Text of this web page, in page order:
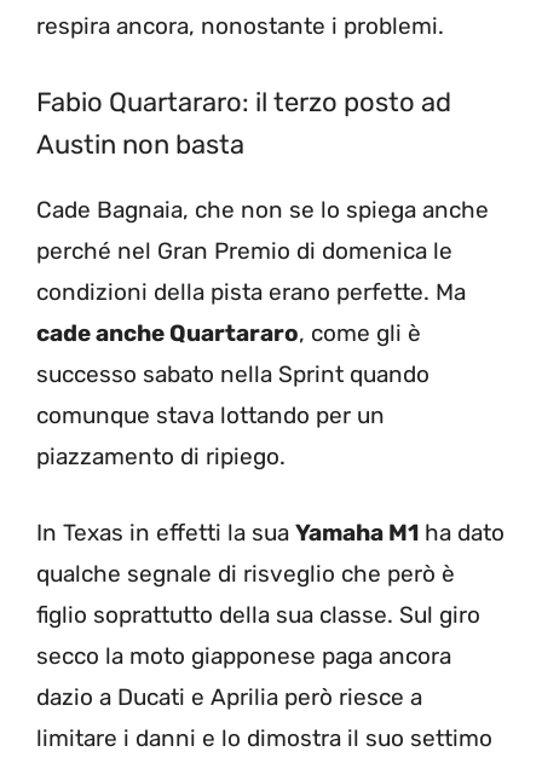
respira ancora, nonostante i problemi.
Fabio Quartararo: il terzo posto ad
Austin non basta
Cade Bagnaia, che non se lo spiega anche
perché nel Gran Premio di domenica le
condizioni della pista erano perfette. Ma
cade anche Quartararo, come gli è
successo sabato nella Sprint quando
comunque stava lottando per un
piazzamento di ripiego.
In Texas in effetti la sua Yamaha M1 ha dato
qualche segnale di risveglio che però è
figlio soprattutto della sua classe. Sul giro
secco la moto giapponese paga ancora
dazio a Ducati e Aprilia però riesce a
limitare i danni e lo dimostra il suo settimo